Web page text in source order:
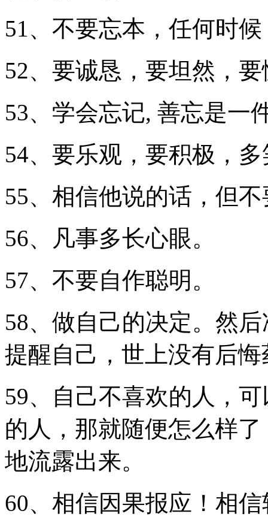
51、不要忘本，任何时
52、要诚恳，要坦然，
53、学会忘记, 善忘是一
54、要乐观，要积极，
55、相信他说的话，但
56、凡事多长心眼。
57、不要自作聪明。
58、做自己的决定。然
提醒自己，世上没有后悔
59、自己不喜欢的人，
的人，那就随便怎么样
地流露出来。
60、相信因果报应！相